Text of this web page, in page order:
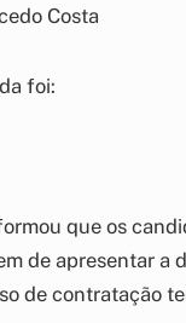
Costa
foi:
que os
de apresentar a
de contratação